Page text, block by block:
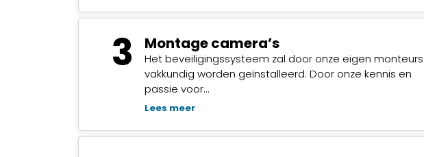
3 Montage camera’s
Het beveiligingssysteem zal door onze eigen monteurs
vakkundig worden geïnstalleerd. Door onze kennis en
passie voor…
Lees meer